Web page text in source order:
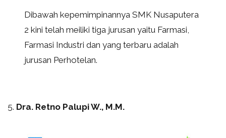
Dibawah kepemimpinannya SMK Nusaputera
2 kini telah meiliki tiga jurusan yaitu Farmasi,
Farmasi Industri dan yang terbaru adalah
jurusan Perhotelan.
5. Dra. Retno Palupi W., M.M.